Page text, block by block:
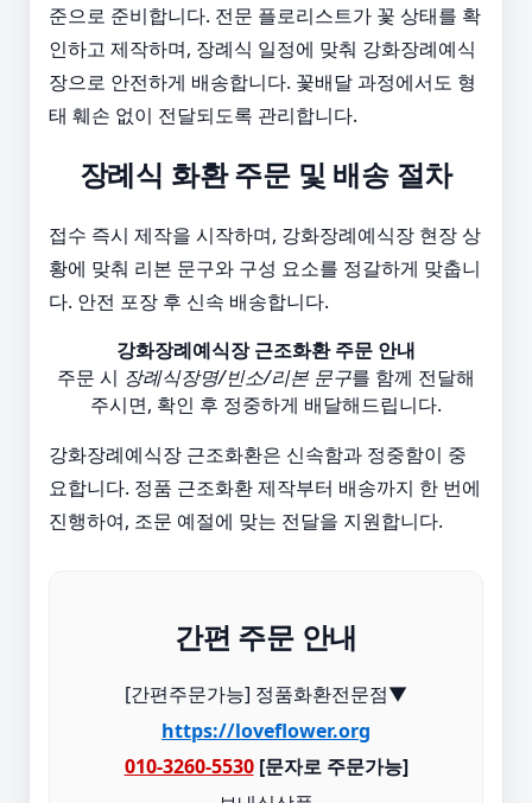
준으로 준비합니다. 전문 플로리스트가 꽃 상태를 확
인하고 제작하며, 장례식 일정에 맞춰 강화장례예식
장으로 안전하게 배송합니다. 꽃배달 과정에서도 형
태 훼손 없이 전달되도록 관리합니다.
장례식 화환 주문 및 배송 절차
접수 즉시 제작을 시작하며, 강화장례예식장 현장 상
황에 맞춰 리본 문구와 구성 요소를 정갈하게 맞춥니
다. 안전 포장 후 신속 배송합니다.
강화장례예식장 근조화환 주문 안내
주문 시 장례식장명/빈소/리본 문구를 함께 전달해
주시면, 확인 후 정중하게 배달해드립니다.
강화장례예식장 근조화환은 신속함과 정중함이 중
요합니다. 정품 근조화환 제작부터 배송까지 한 번에
진행하여, 조문 예절에 맞는 전달을 지원합니다.
간편 주문 안내
[간편주문가능] 정품화환전문점▼
https://loveflower.org
010-3260-5530[문자로 주문가능]